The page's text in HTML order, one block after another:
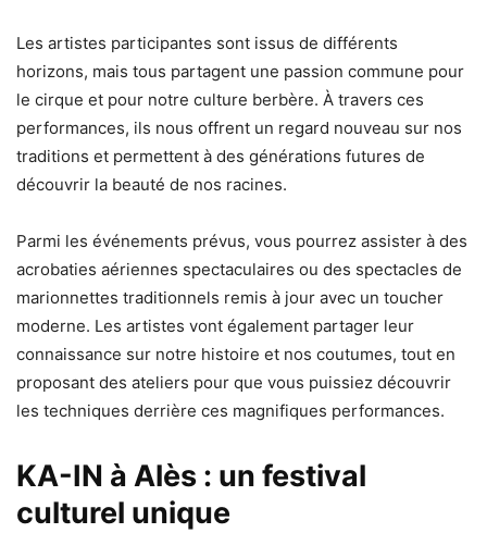
Les artistes participantes sont issus de différents
horizons, mais tous partagent une passion commune pour
le cirque et pour notre culture berbère. À travers ces
performances, ils nous offrent un regard nouveau sur nos
traditions et permettent à des générations futures de
découvrir la beauté de nos racines.
Parmi les événements prévus, vous pourrez assister à des
acrobaties aériennes spectaculaires ou des spectacles de
marionnettes traditionnels remis à jour avec un toucher
moderne. Les artistes vont également partager leur
connaissance sur notre histoire et nos coutumes, tout en
proposant des ateliers pour que vous puissiez découvrir
les techniques derrière ces magnifiques performances.
KA-IN à Alès : un festival
culturel unique